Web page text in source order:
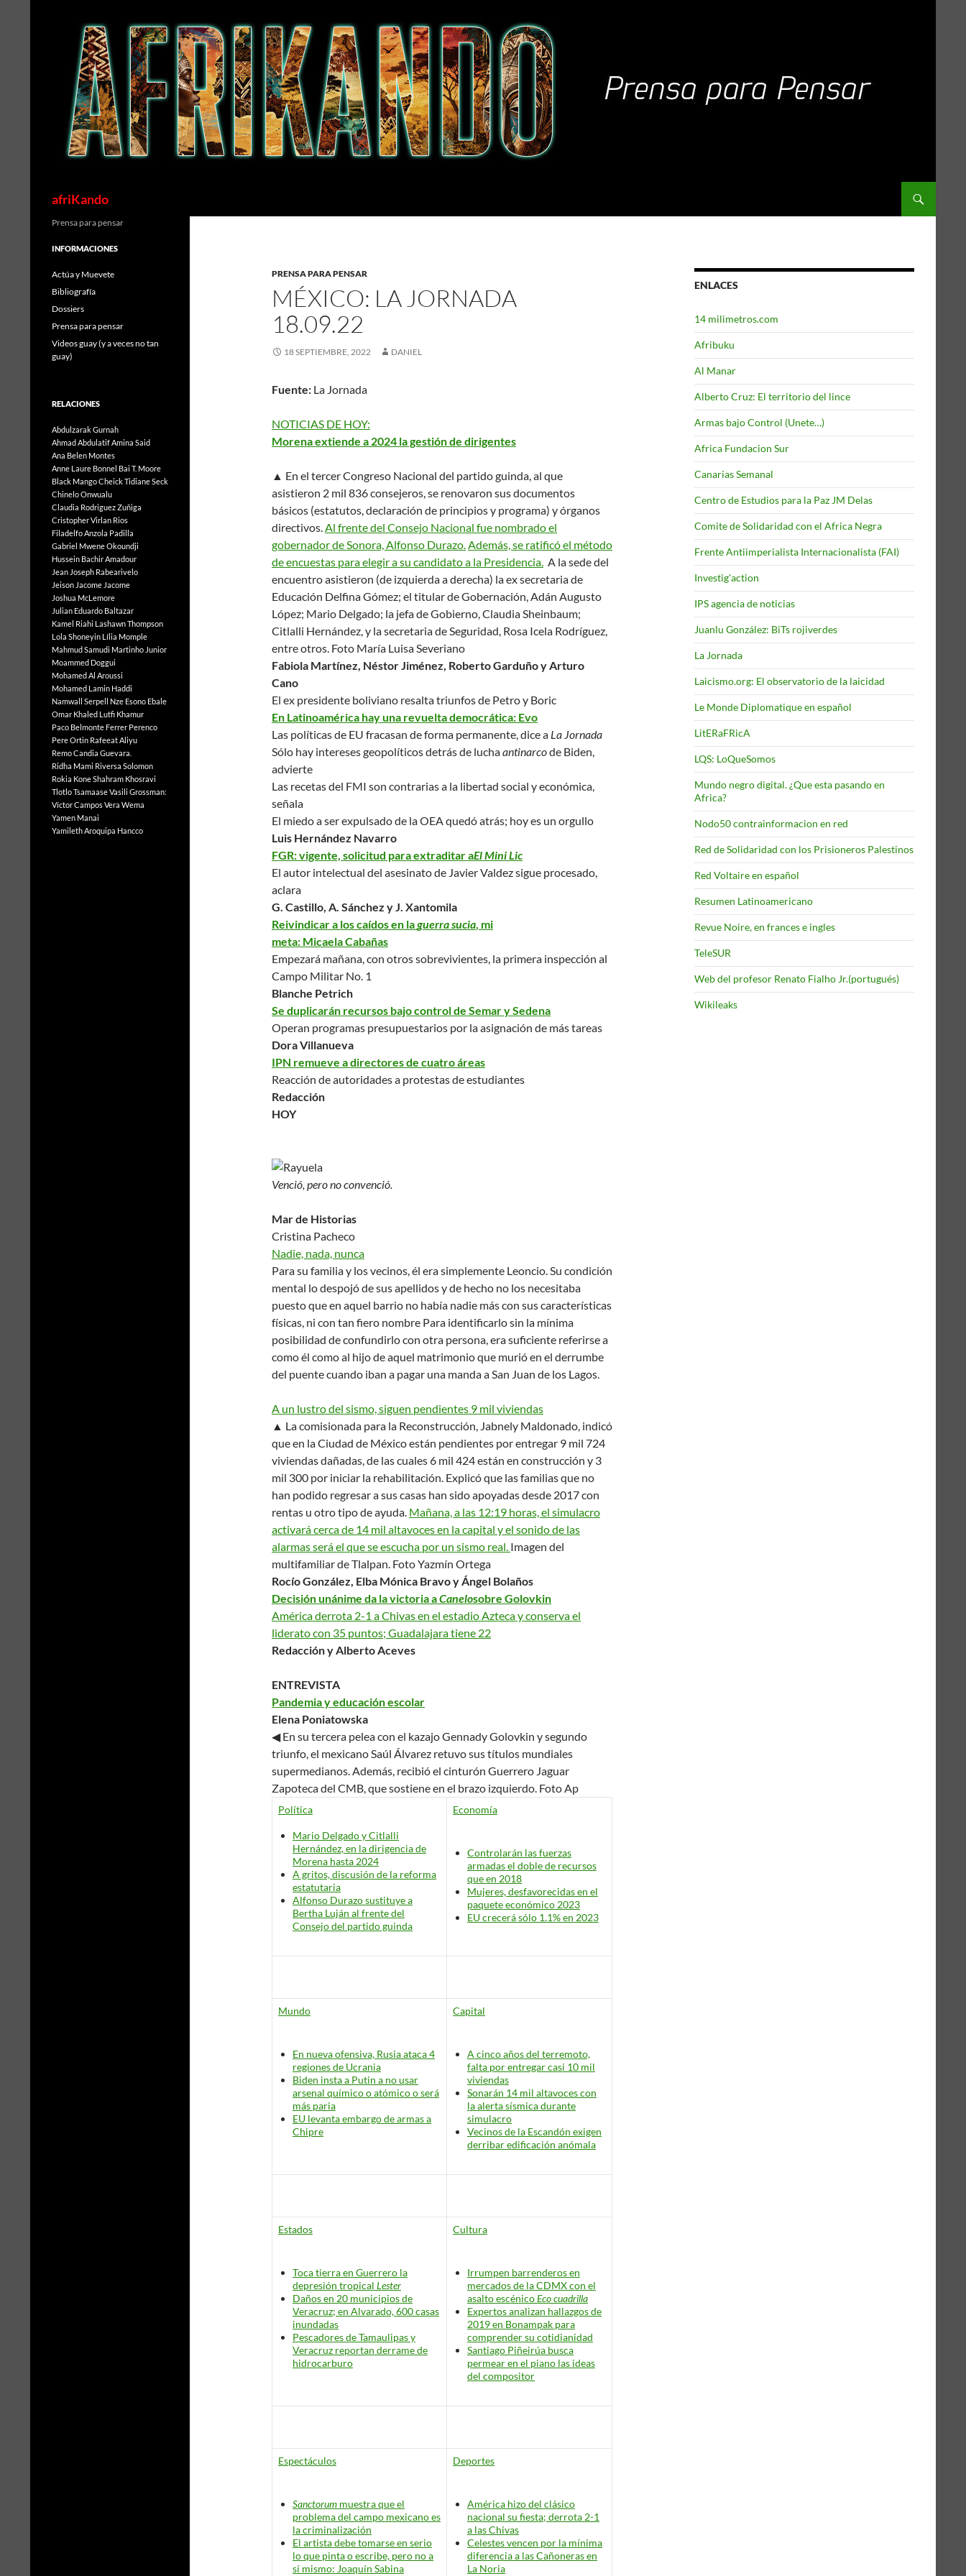
afriKando
PRENSA PARA PENSAR
MÉXICO: LA JORNADA
18.09.22
18 SEPTIEMBRE, 2022 DANIEL
Fuente: La Jornada
NOTICIAS DE HOY:
Morena extiende a 2024 la gestión de dirigentes
▲ En el tercer Congreso Nacional del partido guinda, al que
asistieron 2 mil 836 consejeros, se renovaron sus documentos
básicos (estatutos, declaración de principios y programa) y órganos
directivos.Al frente del Consejo Nacional fue nombrado el
gobernador de Sonora, Alfonso Durazo.Además, se ratificó el método
de encuestas para elegir a su candidato a la Presidencia. A la sede del
encuentro asistieron (de izquierda a derecha) la ex secretaria de
Educación Delfina Gómez; el titular de Gobernación, Adán Augusto
López; Mario Delgado; la jefa de Gobierno, Claudia Sheinbaum;
Citlalli Hernández, y la secretaria de Seguridad, Rosa Icela Rodríguez,
entre otros. Foto María Luisa Severiano
Fabiola Martínez, Néstor Jiménez, Roberto Garduño y Arturo
Cano
El ex presidente boliviano resalta triunfos de Petro y Boric
En Latinoamérica hay una revuelta democrática: Evo
Las políticas de EU fracasan de forma permanente, dice a La Jornada
Sólo hay intereses geopolíticos detrás de luchaantinarcode Biden,
advierte
Las recetas del FMI son contrarias a la libertad social y económica,
señala
El miedo a ser expulsado de la OEA quedó atrás; hoy es un orgullo
Luis Hernández Navarro
FGR: vigente, solicitud para extraditar aEl Mini Lic
El autor intelectual del asesinato de Javier Valdez sigue procesado,
aclara
G. Castillo, A. Sánchez y J. Xantomila
Reivindicar a los caídos en laguerra sucia, mi
meta: Micaela Cabañas
Empezará mañana, con otros sobrevivientes, la primera inspección al
Campo Militar No. 1
Blanche Petrich
Se duplicarán recursos bajo control de Semar y Sedena
Operan programas presupuestarios por la asignación de más tareas
Dora Villanueva
IPN remueve a directores de cuatro áreas
Reacción de autoridades a protestas de estudiantes
Redacción
HOY
Venció, pero no convenció.
Mar de Historias
Cristina Pacheco
Nadie, nada, nunca
Para su familia y los vecinos, él era simplemente Leoncio. Su condición
mental lo despojó de sus apellidos y de hecho no los necesitaba
puesto que en aquel barrio no había nadie más con sus características
físicas, ni con tan fiero nombre Para identificarlo sin la mínima
posibilidad de confundirlo con otra persona, era suficiente referirse a
como él como al hijo de aquel matrimonio que murió en el derrumbe
del puente cuando iban a pagar una manda a San Juan de los Lagos.
A un lustro del sismo, siguen pendientes 9 mil viviendas
▲ La comisionada para la Reconstrucción, Jabnely Maldonado, indicó
que en la Ciudad de México están pendientes por entregar 9 mil 724
viviendas dañadas, de las cuales 6 mil 424 están en construcción y 3
mil 300 por iniciar la rehabilitación. Explicó que las familias que no
han podido regresar a sus casas han sido apoyadas desde 2017 con
rentas u otro tipo de ayuda. Mañana, a las 12:19 horas, el simulacro
activará cerca de 14 mil altavoces en la capital y el sonido de las
alarmas será el que se escucha por un sismo real. Imagen del
multifamiliar de Tlalpan. Foto Yazmín Ortega
Rocío González, Elba Mónica Bravo y Ángel Bolaños
Decisión unánime da la victoria aCanelosobre Golovkin
América derrota 2-1 a Chivas en el estadio Azteca y conserva el
liderato con 35 puntos; Guadalajara tiene 22
Redacción y Alberto Aceves
ENTREVISTA
Pandemia y educación escolar
Elena Poniatowska
◀ En su tercera pelea con el kazajo Gennady Golovkin y segundo
triunfo, el mexicano Saúl Álvarez retuvo sus títulos mundiales
supermedianos. Además, recibió el cinturón Guerrero Jaguar
Zapoteca del CMB, que sostiene en el brazo izquierdo. Foto Ap
Política
Mario Delgado y Citlalli
Hernández, en la dirigencia de
Morena hasta 2024
A gritos, discusión de la reforma
estatutaria
Alfonso Durazo sustituye a
Bertha Luján al frente del
Consejo del partido guinda
Economía
Controlarán las fuerzas
armadas el doble de recursos
que en 2018
Mujeres, desfavorecidas en el
paquete económico 2023
EU crecerá sólo 1.1% en 2023
Mundo
En nueva ofensiva, Rusia ataca 4
regiones de Ucrania
Biden insta a Putin a no usar
arsenal químico o atómicoo será
más paria
EU levanta embargo de armas a
Chipre
Capital
A cinco años del terremoto,
falta por entregar casi 10 mil
viviendas
Sonarán 14 mil altavoces con
la alerta sísmica durante
simulacro
Vecinos de la Escandón exigen
derribar edificación anómala
Estados
Toca tierra en Guerrero la
depresión tropical Lester
Daños en 20 municipios de
Veracruz; en Alvarado, 600 casas
inundadas
Pescadores de Tamaulipas y
Veracruz reportan derrame de
hidrocarburo
Cultura
Irrumpen barrenderos en
mercados de la CDMX con el
asalto escénicoEco cuadrilla
Expertos analizan hallazgos de
2019 en Bonampak para
comprender su cotidianidad
Santiago Piñeirúa busca
permear en el piano las ideas
del compositor
Espectáculos
Sanctorum muestra que el
problema del campo mexicano es
la criminalización
El artista debe tomarse en serio
lo que pinta o escribe, pero no a
sí mismo: Joaquín Sabina
Deportes
América hizo del clásico
nacional su fiesta; derrota 2-1
a las Chivas
Celestes vencen por la mínima
diferencia a las Cañoneras en
La Noria
ENLACES
14 milimetros.com
Afribuku
Al Manar
Alberto Cruz: El territorio del lince
Armas bajo Control (Unete…)
Africa Fundacion Sur
Canarias Semanal
Centro de Estudios para la Paz JM Delas
Comite de Solidaridad con el Africa Negra
Frente Antiimperialista Internacionalista (FAI)
Investig'action
IPS agencia de noticias
Juanlu González: BiTs rojiverdes
La Jornada
Laicismo.org: El observatorio de la laicidad
Le Monde Diplomatique en español
LitERaFRicA
LQS: LoQueSomos
Mundo negro digital. ¿Que esta pasando en
Africa?
Nodo50 contrainformacion en red
Red de Solidaridad con los Prisioneros Palestinos
Red Voltaire en español
Resumen Latinoamericano
Revue Noire, en frances e ingles
TeleSUR
Web del profesor Renato Fialho Jr.(portugués)
Wikileaks
Prensa para pensar
INFORMACIONES
Actúa y Muevete
Bibliografía
Dossiers
Prensa para pensar
Videos guay (y a veces no tan
guay)
RELACIONES
Abdulzarak Gurnah
Ahmad AbdulatifAmina Said
Ana Belen Montes
Anne Laure Bonnel Bai T. Moore
Black MangoCheick Tidiane Seck
Chinelo Onwualu
Claudia Rodriguez Zuñiga
Cristopher Virlan Rios
Filadelfo Anzola Padilla
Gabriel Mwene Okoundji
Hussein Bachir Amadour
Jean Joseph Rabearivelo
Jeison Jacome Jacome
Joshua McLemore
Julian Eduardo Baltazar
Kamel Riahi Lashawn Thompson
Lola Shoneyin Lília Momple
Mahmud Samudi Martinho Junior
Moammed Doggui
Mohamed Al Aroussi
Mohamed Lamin Haddi
Namwall Serpell Nze Esono Ebale
Omar Khaled Lutfi Khamur
Paco Belmonte Ferrer Perenco
Pere Ortin Rafeeat Aliyu
Remo Candia Guevara.
Ridha Mami Riversa Solomon
Rokia KoneShahram Khosravi
Tlotlo TsamaaseVasili Grossman:
Víctor Campos Vera Wema
Yamen Manai
Yamileth Aroquipa Hancco